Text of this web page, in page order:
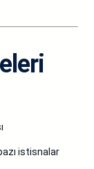
istisnalar